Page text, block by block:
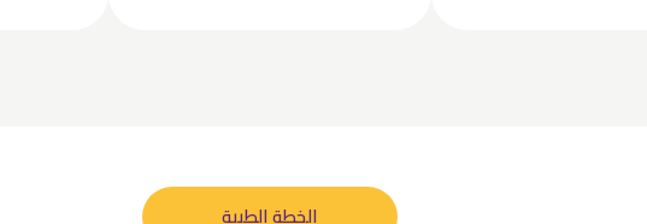
الخطة الطبية